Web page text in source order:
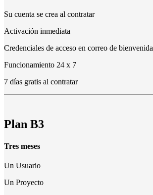
Su cuenta se crea al contratar
Activación inmediata
Credenciales de acceso en correo de bienvenida
Funcionamiento 24 x 7
7 días gratis al contratar
Plan B3
Tres meses
Un Usuario
Un Proyecto